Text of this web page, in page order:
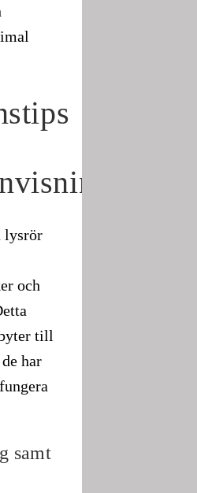
lysrör
och
till
har
samt